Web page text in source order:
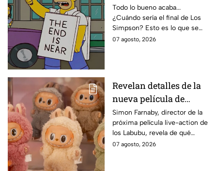
temporada 40? Actriz
de Bart Simpson da
IMPACTANTE
declaración
Todo lo bueno acaba...
¿Cuándo sería el final de Los
Simpson? Esto es lo que se
sabe:
07 agosto, 2026
Revelan detalles de la
nueva película de
Labubu: de qué tratará
y cuándo se estrena
Simon Farnaby, director de la
próxima película live-action de
los Labubu, revela de qué
tratará la cinta. Aquí te
07 agosto, 2026